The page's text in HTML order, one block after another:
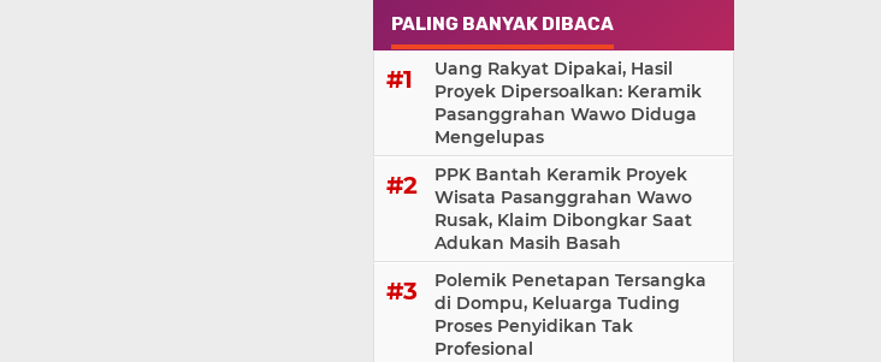
PALING BANYAK DIBACA
Uang Rakyat Dipakai, Hasil
Proyek Dipersoalkan: Keramik
Pasanggrahan Wawo Diduga
Mengelupas
PPK Bantah Keramik Proyek
Wisata Pasanggrahan Wawo
Rusak, Klaim Dibongkar Saat
Adukan Masih Basah
Polemik Penetapan Tersangka
di Dompu, Keluarga Tuding
Proses Penyidikan Tak
Profesional